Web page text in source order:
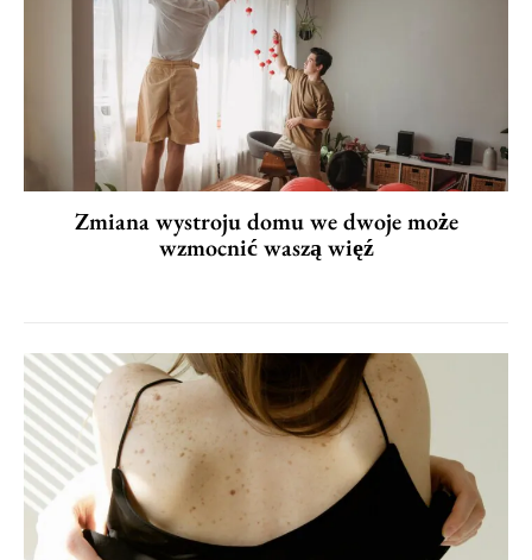
Zmiana wystroju domu we dwoje może
wzmocnić waszą więź